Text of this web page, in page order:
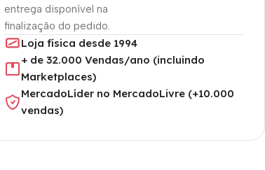
entrega disponível na
finalização do pedido.
Loja física desde 1994
+ de 32.000 Vendas/ano (incluindo
Marketplaces)
MercadoLíder no MercadoLivre (+10.000
vendas)